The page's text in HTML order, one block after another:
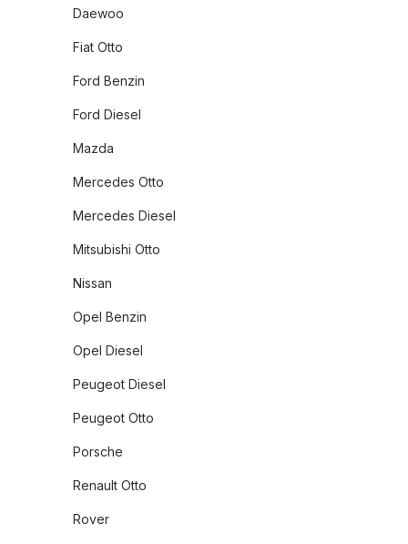
Daewoo
Fiat Otto
Ford Benzin
Ford Diesel
Mazda
Mercedes Otto
Mercedes Diesel
Mitsubishi Otto
Nissan
Opel Benzin
Opel Diesel
Peugeot Diesel
Peugeot Otto
Porsche
Renault Otto
Rover